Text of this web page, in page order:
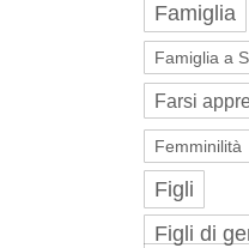
Famiglia
Famiglia a
Farsi
Femminilità
Figli
Figli di